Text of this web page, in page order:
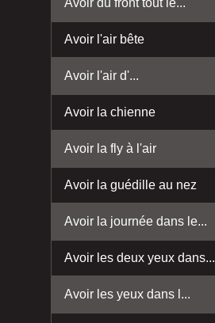
Avoir du front tout le...
Avoir l'air bête
Avoir l'air d'...
Avoir la chienne
Avoir la fly à l'air
Avoir la guédille au nez
Avoir la journée dans le...
Avoir les deux yeux dans...
Avoir les yeux dans l...